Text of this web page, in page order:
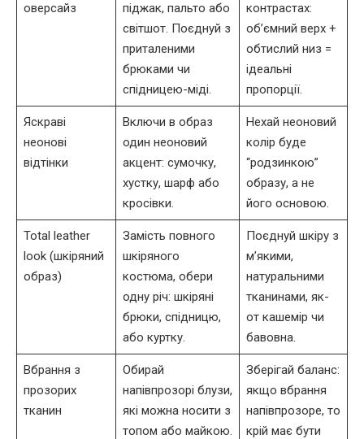
оверсайз
піджак, пальто або
світшот. Поєднуй з
приталеними
брюками чи
спідницею-міді.
контрастах:
об’ємний верх +
обтислий низ =
ідеальні
пропорції.
Яскраві
неонові
відтінки
Включи в образ
один неоновий
акцент: сумочку,
хустку, шарф або
кросівки.
Нехай неоновий
колір буде
“родзинкою”
образу, а не
його основою.
Total leather
look (шкіряний
образ)
Замість повного
шкіряного
костюма, обери
одну річ: шкіряні
брюки, спідницю,
або куртку.
Поєднуй шкіру з
м’якими,
натуральними
тканинами, як-
от кашемір чи
бавовна.
Вбрання з
прозорих
тканин
Обирай
напівпрозорі блузи,
які можна носити з
топом або майкою.
Зберігай баланс:
якщо вбрання
напівпрозоре, то
крій має бути